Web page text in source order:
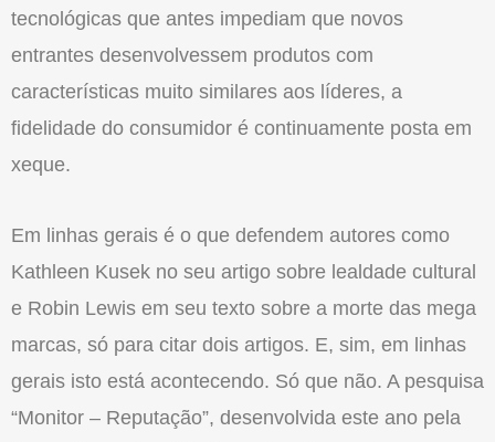
tecnológicas que antes impediam que novos
entrantes desenvolvessem produtos com
características muito similares aos líderes, a
fidelidade do consumidor é continuamente posta em
xeque.
Em linhas gerais é o que defendem autores como
Kathleen Kusek no seu artigo sobre lealdade cultural
e Robin Lewis em seu texto sobre a morte das mega
marcas, só para citar dois artigos. E, sim, em linhas
gerais isto está acontecendo. Só que não. A pesquisa
“Monitor – Reputação”, desenvolvida este ano pela